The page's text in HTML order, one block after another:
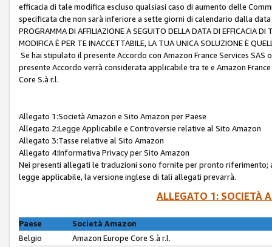
efficacia di tale modifica escluso qualsiasi caso di aumento delle
specificata che non sarà inferiore a sette giorni di calendario dalla data
PROGRAMMA DI AFFILIAZIONE A SEGUITO DELLA DATA DI EFFICACIA
MODIFICA È PER TE INACCETTABILE, LA TUA UNICA SOLUZIONE È
Se hai stipulato il presente Accordo con Amazon France Services
presente Accordo verrà considerata applicabile tra te e Amazon
Core S.à r.l.
Allegato 1:Società Amazon e Sito Amazon per Paese
Allegato 2:Legge Applicabile e Controversie relative al Sito Amazon
Allegato 3:Tasse relative al Sito Amazon
Allegato 4:Informativa Privacy per Sito Amazon
Nei presenti allegati le traduzioni sono fornite per pronto riferimento;
legge applicabile, la versione inglese di tali allegati prevarrà.
ALLEGATO 1: SOCIETÀ
Paese
Società Amazon
Belgio
Amazon Europe Core S.à r.l.